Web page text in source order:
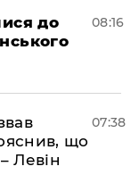
до
08:16
що
Левін
07:38